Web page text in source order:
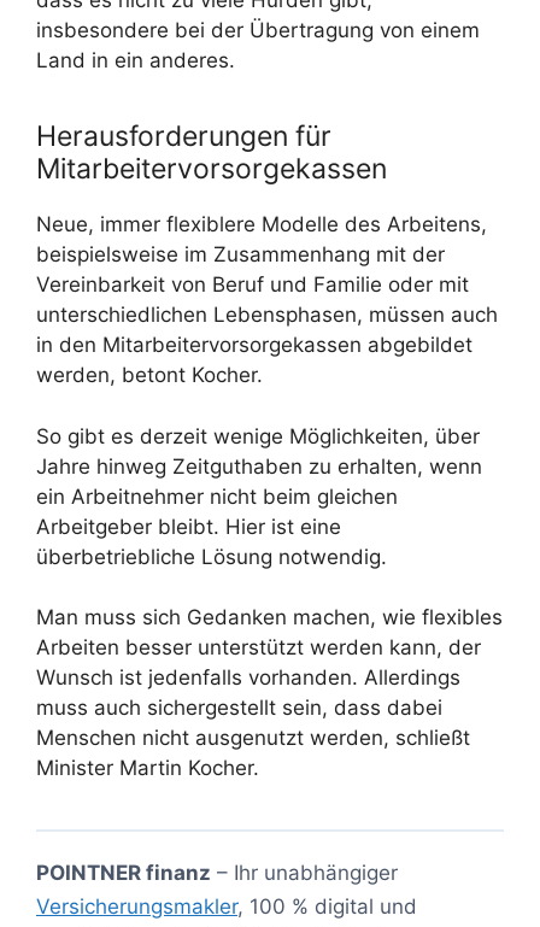
insbesondere bei der Übertragung von einem
Land in ein anderes.
Herausforderungen für
Mitarbeitervorsorgekassen
Neue, immer flexiblere Modelle des Arbeitens,
beispielsweise im Zusammenhang mit der
Vereinbarkeit von Beruf und Familie oder mit
unterschiedlichen Lebensphasen, müssen auch
in den Mitarbeitervorsorgekassen abgebildet
werden, betont Kocher.
So gibt es derzeit wenige Möglichkeiten, über
Jahre hinweg Zeitguthaben zu erhalten, wenn
ein Arbeitnehmer nicht beim gleichen
Arbeitgeber bleibt. Hier ist eine
überbetriebliche Lösung notwendig.
Man muss sich Gedanken machen, wie flexibles
Arbeiten besser unterstützt werden kann, der
Wunsch ist jedenfalls vorhanden. Allerdings
muss auch sichergestellt sein, dass dabei
Menschen nicht ausgenutzt werden, schließt
Minister Martin Kocher.
POINTNER finanz – Ihr unabhängiger
Versicherungsmakler, 100 % digital und